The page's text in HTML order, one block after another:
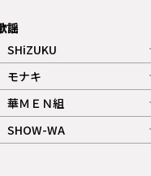
謡
SHiZUKU
記事
モナキ
記事
華ＭＥＮ組
記事
SHOW-WA
記事